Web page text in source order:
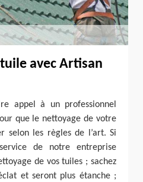
avec Artisan
appel à un professionnel
que le nettoyage de votre
selon les règles de l’art. Si
de notre entreprise
de vos tuiles ; sachez
et seront plus étanche ;